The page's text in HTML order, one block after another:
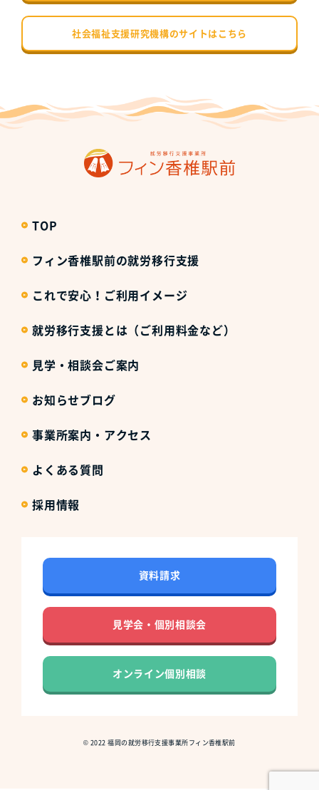
社会福祉支援研究機構のサイトはこちら
TOP
フィン香椎駅前の就労移行支援
これで安心！ご利用イメージ
就労移行支援とは（ご利用料金など）
見学・相談会ご案内
お知らせブログ
事業所案内・アクセス
よくある質問
採用情報
資料請求
見学会・個別相談会
オンライン個別相談
© 2022福岡の就労移行支援事業所フィン香椎駅前